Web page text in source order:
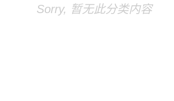
Sorry, 暂无此分类内容